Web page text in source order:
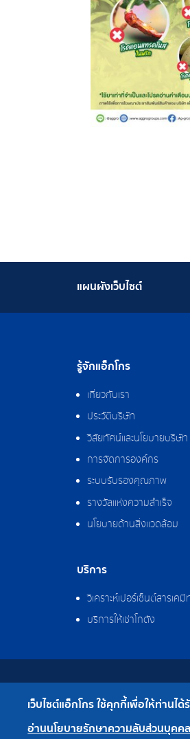
แผนผังเว็บไซต์
รู้จักแอ็กโกร
เกี่ยวกับเรา
ประวัติบริษัท
วิสัยทัศน์และนโยบายบริษัท
การจัดการองค์กร
ระบบรับรองคุณภาพ
รางวัลแห่งความสำเร็จ
นโยบายด้านสิ่งแวดล้อม
บริการ
วิเคราะห์เปอร์เซ็นต์สารเค
บริการให้เช่าโกดัง
สงวนลิขสิทธิ์ © 2562 บ
เบอร์โทร : 0-2308-2102
เว็บไซต์แอ็กโกร ใช้คุกกี้เพื่อให้ท่าน
อ่านนโยบายรักษาความลับส่วนบุคค